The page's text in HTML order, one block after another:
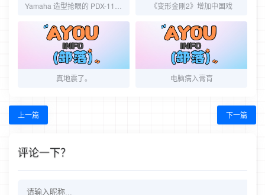
《变形金刚2》增加中国戏
真地震了。 电脑病入膏肓
上一篇 下一篇
评论一下？